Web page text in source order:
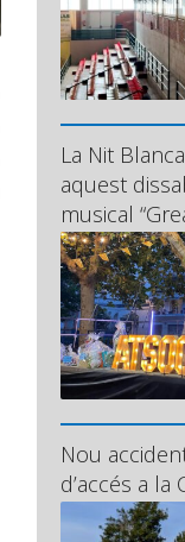
La Nit
aquest
musical
Nou
d’accés a la